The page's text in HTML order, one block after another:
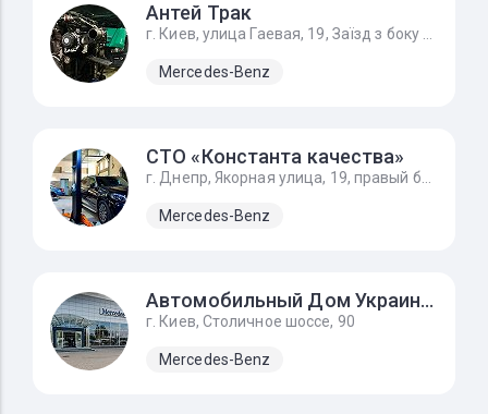
Антей Трак
Mercedes-Benz
СТО «Константа качества»
Mercedes-Benz
Автомобильный Дом Украина-Мерседес Бенц
г. Киев, Столичное шоссе, 90
Mercedes-Benz